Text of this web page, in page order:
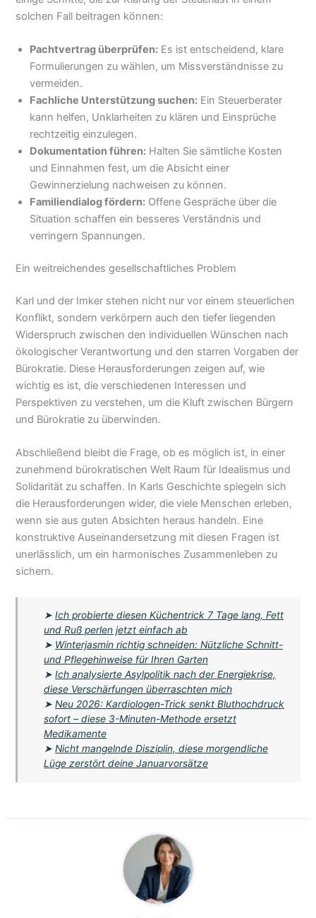
solchen Fall beitragen können:
Pachtvertrag überprüfen: Es ist entscheidend, klare
Formulierungen zu wählen, um Missverständnisse zu
vermeiden.
Fachliche Unterstützung suchen: Ein Steuerberater
kann helfen, Unklarheiten zu klären und Einsprüche
rechtzeitig einzulegen.
Dokumentation führen: Halten Sie sämtliche Kosten
und Einnahmen fest, um die Absicht einer
Gewinnerzielung nachweisen zu können.
Familiendialog fördern: Offene Gespräche über die
Situation schaffen ein besseres Verständnis und
verringern Spannungen.
Ein weitreichendes gesellschaftliches Problem
Karl und der Imker stehen nicht nur vor einem steuerlichen
Konflikt, sondern verkörpern auch den tiefer liegenden
Widerspruch zwischen den individuellen Wünschen nach
ökologischer Verantwortung und den starren Vorgaben der
Bürokratie. Diese Herausforderungen zeigen auf, wie
wichtig es ist, die verschiedenen Interessen und
Perspektiven zu verstehen, um die Kluft zwischen Bürgern
und Bürokratie zu überwinden.
Abschließend bleibt die Frage, ob es möglich ist, in einer
zunehmend bürokratischen Welt Raum für Idealismus und
Solidarität zu schaffen. In Karls Geschichte spiegeln sich
die Herausforderungen wider, die viele Menschen erleben,
wenn sie aus guten Absichten heraus handeln. Eine
konstruktive Auseinandersetzung mit diesen Fragen ist
unerlässlich, um ein harmonisches Zusammenleben zu
sichern.
➤Ich probierte diesen Küchentrick 7 Tage lang, Fett
und Ruß perlen jetzt einfach ab
➤ Winterjasmin richtig schneiden: Nützliche Schnitt-
und Pflegehinweise für Ihren Garten
➤Ich analysierte Asylpolitik nach der Energiekrise,
diese Verschärfungen überraschten mich
➤Neu 2026: Kardiologen-Trick senkt Bluthochdruck
sofort – diese 3-Minuten-Methode ersetzt
Medikamente
➤Nicht mangelnde Disziplin, diese morgendliche
Lüge zerstört deine Januarvorsätze